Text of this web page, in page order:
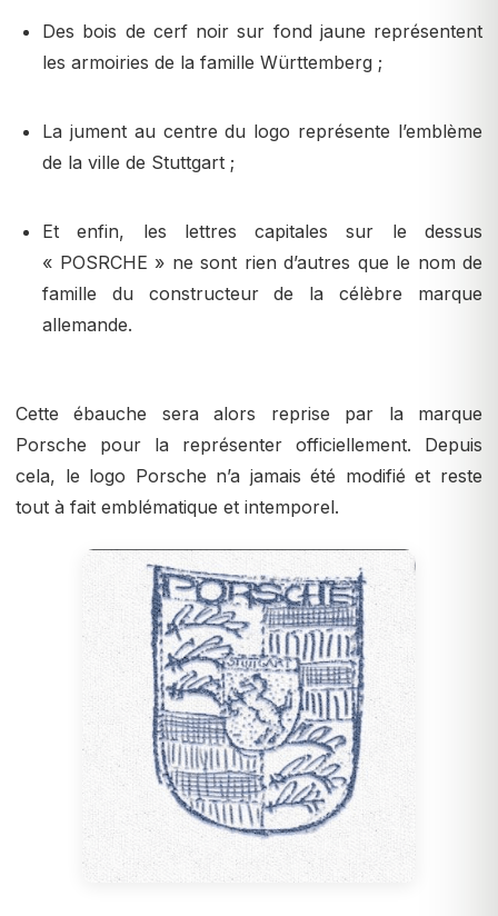
Des bois de cerf noir sur fond jaune représentent
les armoiries de la famille Württemberg ;
La jument au centre du logo représente l’emblème
de la ville de Stuttgart ;
Et enfin, les lettres capitales sur le dessus
« POSRCHE » ne sont rien d’autres que le nom de
famille du constructeur de la célèbre marque
allemande.
Cette ébauche sera alors reprise par la marque
Porsche pour la représenter officiellement. Depuis
cela, le logo Porsche n’a jamais été modifié et reste
tout à fait emblématique et intemporel.